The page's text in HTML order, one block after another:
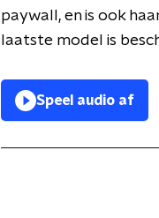
paywall, en is ook
laatste model is
Speel audio af